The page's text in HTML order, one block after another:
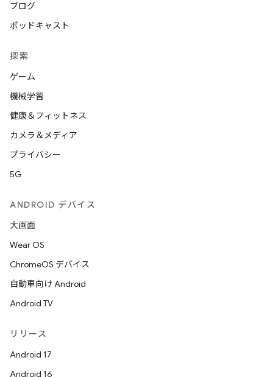
ブログ
ポッドキャスト
探索
ゲーム
機械学習
健康＆フィットネス
カメラ＆メディア
プライバシー
5G
ANDROID デバイス
大画面
Wear OS
ChromeOS デバイス
自動車向け Android
Android TV
リリース
Android 17
Android 16